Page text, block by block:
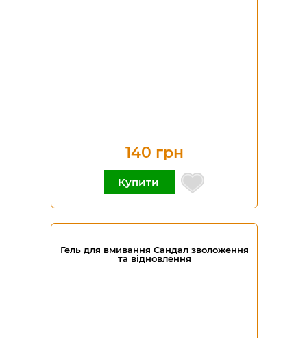
140 грн
Купити
Гель для вмивання Сандал зволоження
та відновлення